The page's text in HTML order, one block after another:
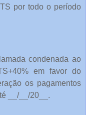
por todo o período
condenada ao
em favor do
os pagamentos
__/__/20__.